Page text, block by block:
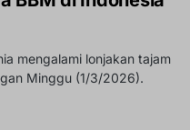
mengalami lonjakan tajam
Minggu (1/3/2026).